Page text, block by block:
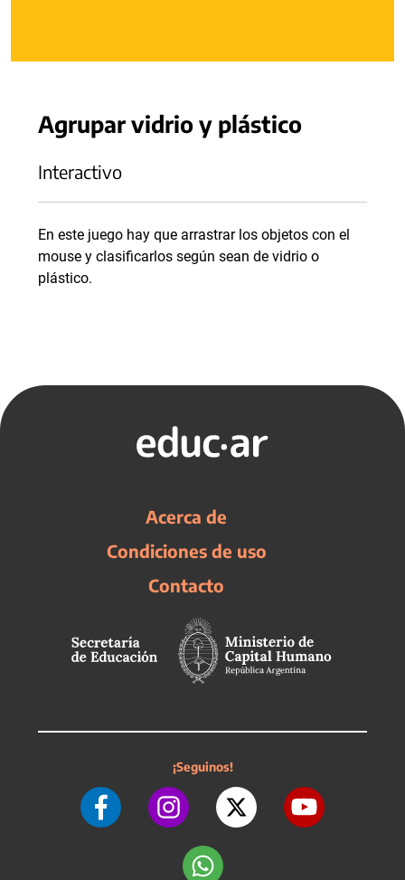
Agrupar vidrio y plástico
Interactivo
En este juego hay que arrastrar los objetos con el
mouse y clasificarlos según sean de vidrio o
plástico.
Acerca de
Condiciones de uso
Contacto
¡Seguinos!